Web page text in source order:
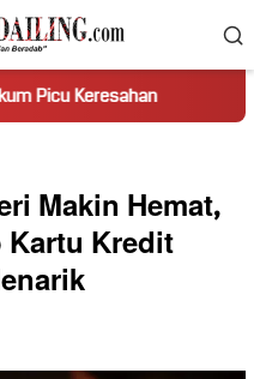
Truk Miring
Makin Hemat,
Kartu Kredit